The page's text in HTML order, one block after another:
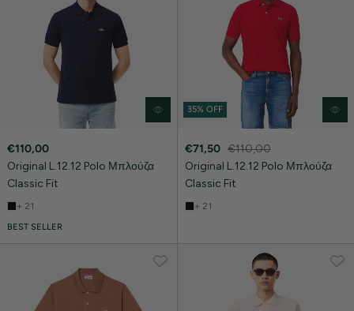
€110,00
Original L.12.12 Polo Μπλούζα
Classic Fit
+ 21
BEST SELLER
35% OFF
€71,50 €110,00
Original L.12.12 Polo Μπλούζα
Classic Fit
+ 21